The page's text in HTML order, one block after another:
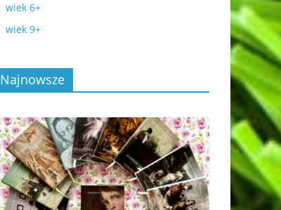
wiek 6+
wiek 9+
Najnowsze